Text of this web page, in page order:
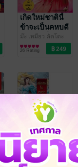
เกิดใหม่ชาตินี้
ข้าจะเป็นคหบดี
อันดับหนึ่ง
ม๊ะ เหมียว คัตโตะ
นิยายรักจีนโบราณ
26 Rating
SET เมื่อฉันไม่
อยากเป็นนาง